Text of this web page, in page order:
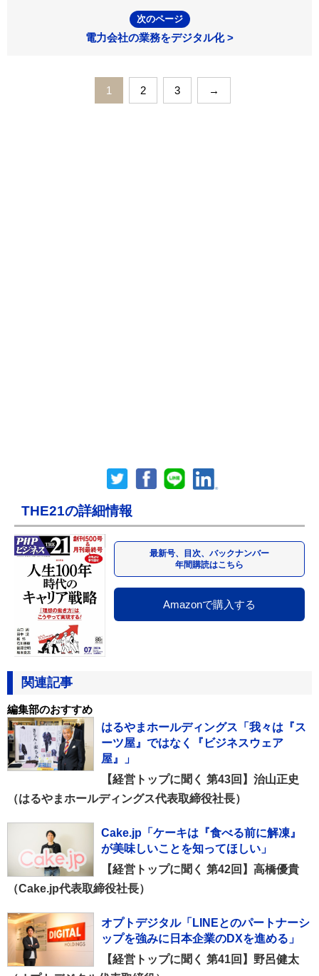
次のページ
電力会社の業務をデジタル化 >
1 2 3 →
THE21の詳細情報
最新号、目次、バックナンバー
年間購読はこちら
Amazonで購入する
関連記事
編集部のおすすめ
はるやまホールディングス「我々は『ス
ーツ屋』ではなく『ビジネスウェア
屋』」
【経営トップに聞く 第43回】治山正史
（はるやまホールディングス代表取締役社長）
Cake.jp「ケーキは『食べる前に解凍』
が美味しいことを知ってほしい」
【経営トップに聞く 第42回】高橋優貴
（Cake.jp代表取締役社長）
オプトデジタル「LINEとのパートナーシ
ップを強みに日本企業のDXを進める」
【経営トップに聞く 第41回】野呂健太